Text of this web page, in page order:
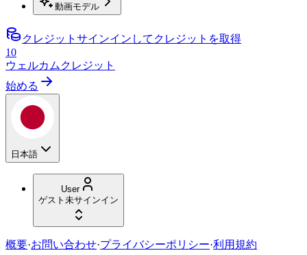
動画モデル
クレジット サインインしてクレジットを取得
10
ウェルカムクレジット
始める
日本語
User
ゲスト 未サインイン
概要·お問い合わせ·プライバシーポリシー·利用規約